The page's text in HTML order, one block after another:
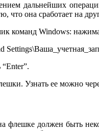
дальнейших
что она сработает на
команд Windows:
Узнать ее можно
флешке должен быть